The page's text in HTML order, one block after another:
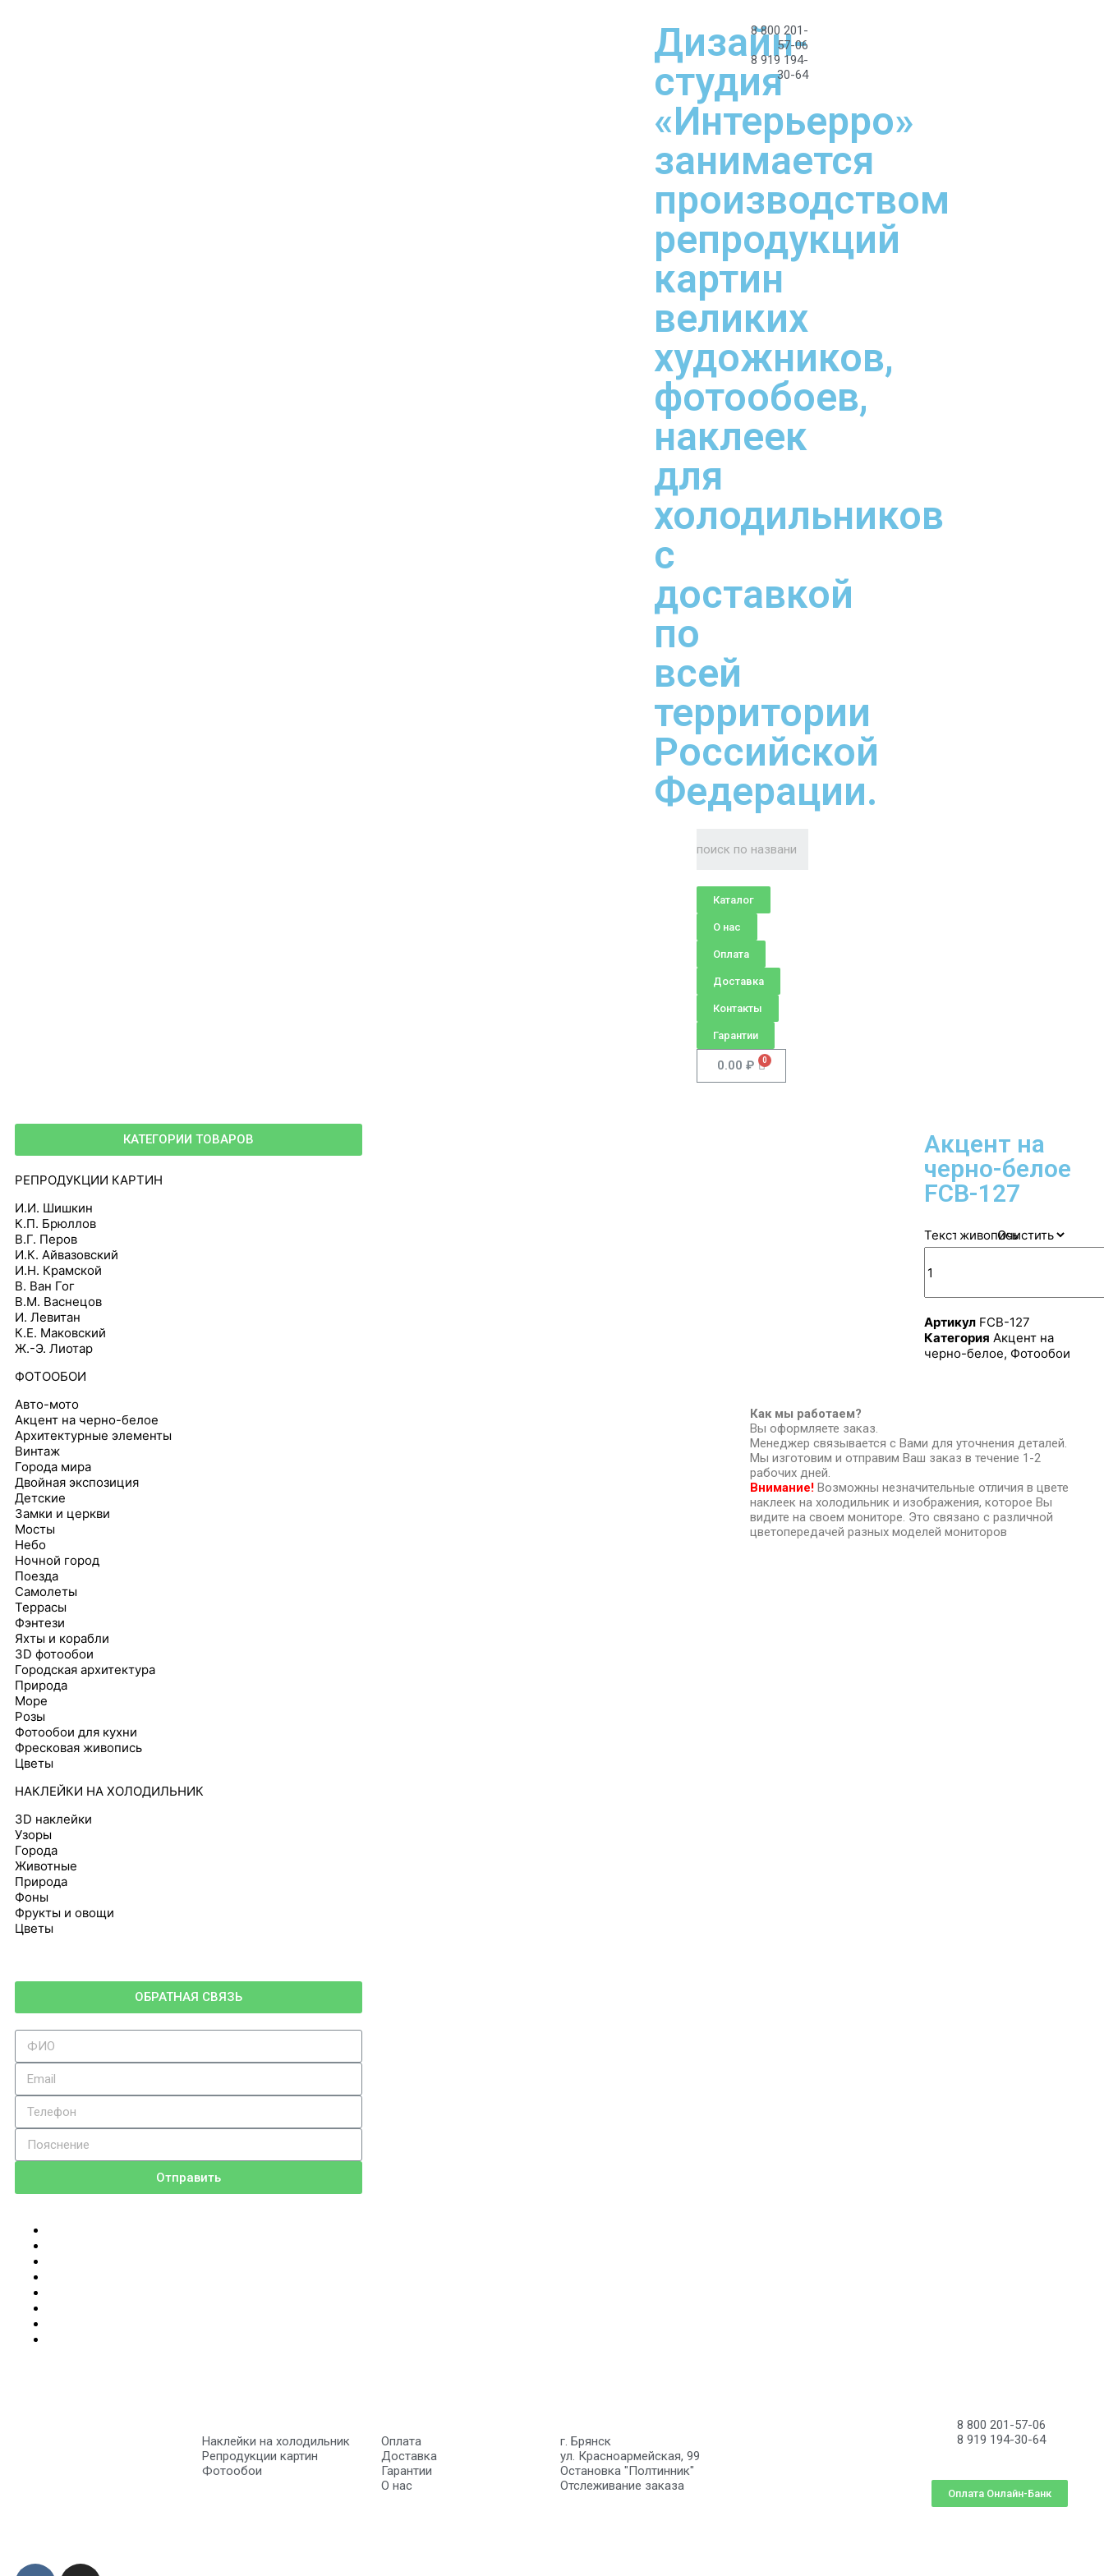
Дизайн-
студия
«Интерьерро»
занимается
производством
репродукций
картин
великих
художников,
фотообоев,
наклеек
для
холодильников
с
доставкой
по
всей
территории
Российской
Федерации.
8 800 201-
57-06
8 919 194-
30-64
Каталог
О нас
Оплата
Доставка
Контакты
Гарантии
0.00 ₽
КАТЕГОРИИ ТОВАРОВ
РЕПРОДУКЦИИ КАРТИН
И.И. Шишкин
К.П. Брюллов
В.Г. Перов
И.К. Айвазовский
И.Н. Крамской
В. Ван Гог
В.М. Васнецов
И. Левитан
К.Е. Маковский
Ж.-Э. Лиотар
ФОТООБОИ
Авто-мото
Акцент на черно-белое
Архитектурные элементы
Винтаж
Города мира
Двойная экспозиция
Детские
Замки и церкви
Мосты
Небо
Ночной город
Поезда
Самолеты
Террасы
Фэнтези
Яхты и корабли
3D фотообои
Городская архитектура
Природа
Море
Розы
Фотообои для кухни
Фресковая живопись
Цветы
НАКЛЕЙКИ НА ХОЛОДИЛЬНИК
3D наклейки
Узоры
Города
Животные
Природа
Фоны
Фрукты и овощи
Цветы
ОБРАТНАЯ СВЯЗЬ
Отправить
Акцент на
черно-белое
FCB-127
Текстура Очистить
Артикул FCB-127
Категория Акцент на
черно-белое, Фотообои
Как мы работаем?
Вы оформляете заказ.
Менеджер связывается с Вами для уточнения деталей.
Мы изготовим и отправим Ваш заказ в течение 1-2
рабочих дней.
Внимание! Возможны незначительные отличия в цвете
наклеек на холодильник и изображения, которое Вы
видите на своем мониторе. Это связано с различной
цветопередачей разных моделей мониторов
Наклейки на холодильник
Репродукции картин
Фотообои
Оплата
Доставка
Гарантии
О нас
г. Брянск
ул. Красноармейская, 99
Остановка "Полтинник"
Отслеживание заказа
8 800 201-57-06
8 919 194-30-64
Оплата Онлайн-Банк